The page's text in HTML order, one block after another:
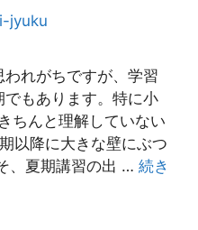
jyuku
われがちですが、学習
もあります。特に小
ちんと理解していない
以降に大きな壁にぶつ
、夏期講習の出 … 続き